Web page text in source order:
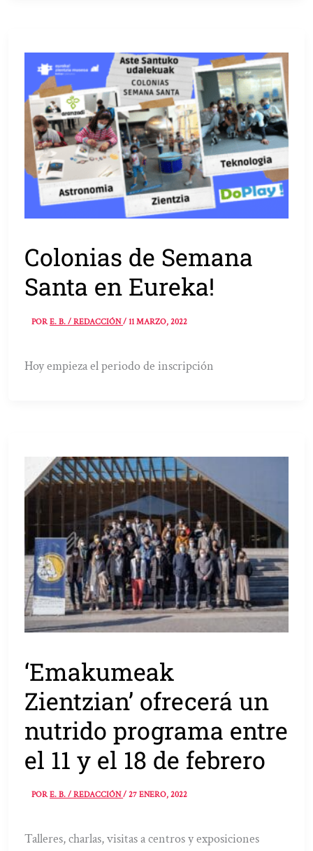
Colonias de Semana
Santa en Eureka!
PORE. B. / REDACCIÓN/11 MARZO, 2022
Hoy empieza el periodo de inscripción
‘Emakumeak
Zientzian’ ofrecerá un
nutrido programa entre
el 11 y el 18 de febrero
PORE. B. / REDACCIÓN/27 ENERO, 2022
Talleres, charlas, visitas a centros y exposiciones